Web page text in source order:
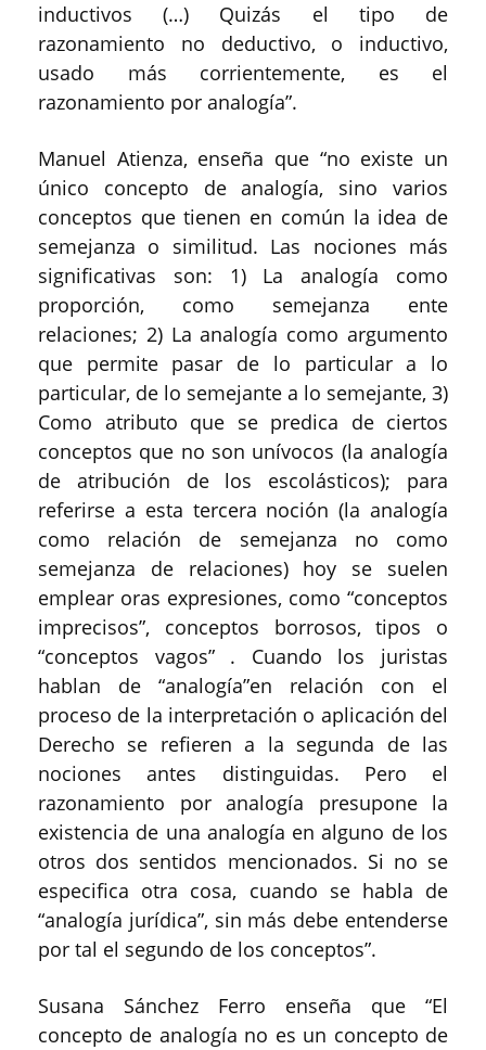
inductivos (…) Quizás el tipo de
razonamiento no deductivo, o inductivo,
usado más corrientemente, es el
razonamiento por analogía”.
Manuel Atienza, enseña que “no existe un
único concepto de analogía, sino varios
conceptos que tienen en común la idea de
semejanza o similitud. Las nociones más
significativas son: 1) La analogía como
proporción, como semejanza ente
relaciones; 2) La analogía como argumento
que permite pasar de lo particular a lo
particular, de lo semejante a lo semejante, 3)
Como atributo que se predica de ciertos
conceptos que no son unívocos (la analogía
de atribución de los escolásticos); para
referirse a esta tercera noción (la analogía
como relación de semejanza no como
semejanza de relaciones) hoy se suelen
emplear oras expresiones, como “conceptos
imprecisos”, conceptos borrosos, tipos o
“conceptos vagos” . Cuando los juristas
hablan de “analogía”en relación con el
proceso de la interpretación o aplicación del
Derecho se refieren a la segunda de las
nociones antes distinguidas. Pero el
razonamiento por analogía presupone la
existencia de una analogía en alguno de los
otros dos sentidos mencionados. Si no se
especifica otra cosa, cuando se habla de
“analogía jurídica”, sin más debe entenderse
por tal el segundo de los conceptos”.
Susana Sánchez Ferro enseña que “El
concepto de analogía no es un concepto de